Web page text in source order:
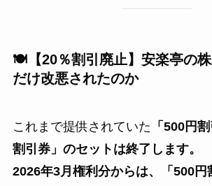
🍽️【20％割引廃止】安楽亭の
だけ改悪されたのか
これまで提供されていた 「500円
割引券」のセットは終了します。
2026年3月権利分からは、「500円